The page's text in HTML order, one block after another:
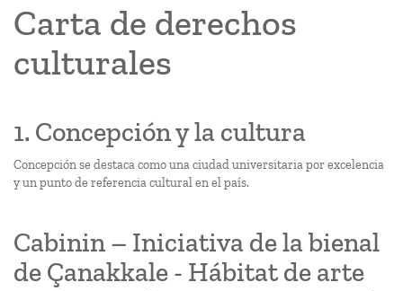
Carta de derechos
culturales
1. Concepción y la cultura
Concepción se destaca como una ciudad universitaria por excelencia
y un punto de referencia cultural en el país.
Cabinin – Iniciativa de la bienal
de Çanakkale - Hábitat de arte